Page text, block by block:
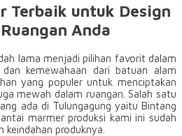
Terbaik untuk Design
Anda
lama menjadi pilihan favorit dalam
kemewahaan dari batuan alam
yang populer untuk menciptakan
mewah dalam ruangan. Salah satu
ada di Tulungagung yaitu Bintang
marmer produksi kami ini sudah
keindahan produknya.